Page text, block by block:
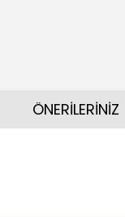
ÖNERİLERİNİZ